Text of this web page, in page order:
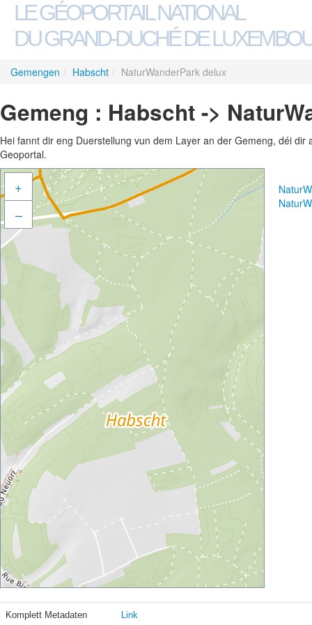
LE GÉOPORTAIL NATIONAL
DU GRAND-DUCHÉ DE
Gemengen / Habscht / NaturWanderPark delux
Gemeng : Habscht ->
Hei fannt dir eng Duerstellung vun dem Layer an der Gemeng, déi
Geoportal.
+
–
Komplett Metadaten Link